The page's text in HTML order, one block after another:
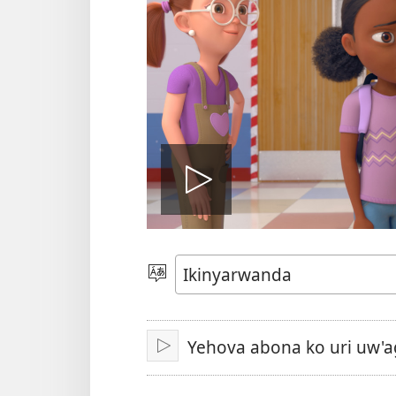
Fungura
videwo
Toranya
ururimi
Fungura
Yehova abona ko uri